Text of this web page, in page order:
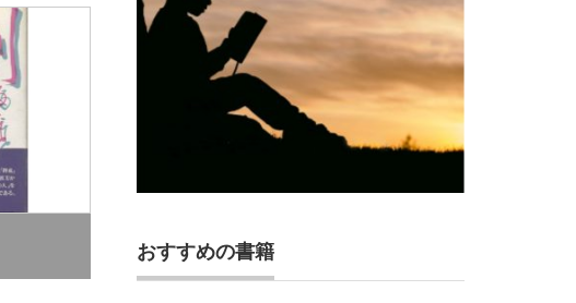
おすすめの書籍